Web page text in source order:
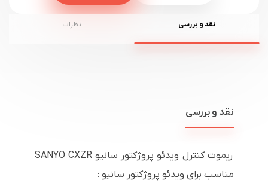
نقد و بررسی نظرات
نقد و بررسی
مناسب برای ویدئو پروژکتور سانیو :